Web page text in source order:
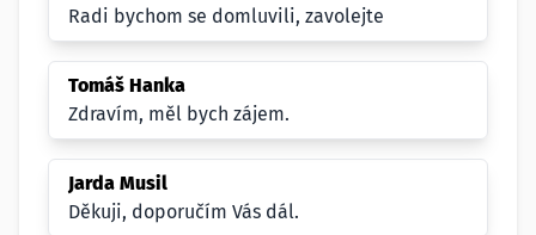
Radi bychom se domluvili, zavolejte
Tomáš Hanka
Zdravím, měl bych zájem.
Jarda Musil
Děkuji, doporučím Vás dál.